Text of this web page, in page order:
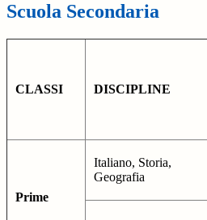
Scuola Secondaria
CLASSI DISCIPLINE
Prime
Italiano, Storia,
Geografia